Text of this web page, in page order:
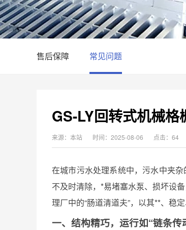
售后保障 常见问题
GS-LY回转式机械
来源：本站 时间：2025-08-06 点击：64
在城市污水处理系统中，污水中夹
不及时清除，*易堵塞水泵、损坏设
理厂中的“肠道清道夫”，以其**、稳
一、结构精巧，运行如“链条传